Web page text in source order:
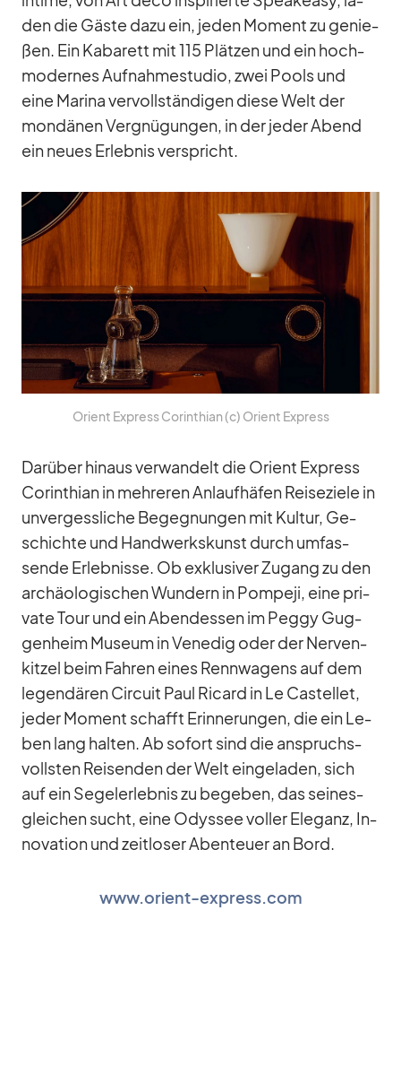
den die Gäste dazu ein, je­den Mo­ment zu ge­nie­
ßen. Ein Ka­ba­rett mit 115 Plät­zen und ein hoch­
mo­der­nes Auf­nah­me­stu­dio, zwei Pools und
eine Ma­rina ver­voll­stän­di­gen diese Welt der
mon­dä­nen Ver­gnü­gun­gen, in der je­der Abend
ein neues Er­leb­nis ver­spricht.
Ori­ent Ex­press Co­rin­thian (c) Ori­ent Ex­press
Dar­über hin­aus ver­wan­delt die Ori­ent Ex­press
Co­rin­thian in meh­re­ren An­lauf­hä­fen Rei­se­ziele in
un­ver­gess­li­che Be­geg­nun­gen mit Kul­tur, Ge­
schichte und Hand­werks­kunst durch um­fas­
sende Er­leb­nisse. Ob ex­klu­si­ver Zu­gang zu den
ar­chäo­lo­gi­schen Wun­dern in Pom­peji, eine pri­
vate Tour und ein Abend­essen im Peggy Gug­
gen­heim Mu­seum in Ve­ne­dig oder der Ner­ven­
kit­zel beim Fah­ren ei­nes Renn­wa­gens auf dem
le­gen­dä­ren Cir­cuit Paul Ri­card in Le Cas­tel­let,
je­der Mo­ment schafft Er­in­ne­run­gen, die ein Le­
ben lang hal­ten. Ab so­fort sind die an­spruchs­
volls­ten Rei­sen­den der Welt ein­ge­la­den, sich
auf ein Se­gel­er­leb­nis zu be­ge­ben, das sei­nes­
glei­chen sucht, eine Odys­see vol­ler Ele­ganz, In­
no­va­tion und zeit­lo­ser Aben­teuer an Bord.
www.orient-express.com